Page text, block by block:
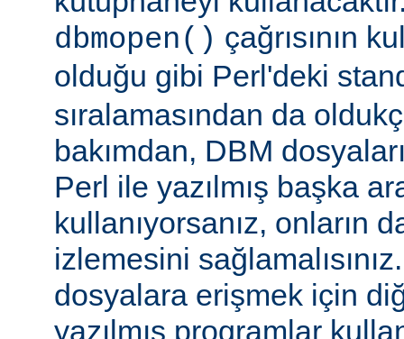
dbmopen() çağrısının
olduğu gibi Perl'deki
sıralamasından da
bakımdan, DBM
Perl ile yazılmış başka
kullanıyorsanız, onların
izlemesini
dosyalara erişmek için
yazılmış programlar